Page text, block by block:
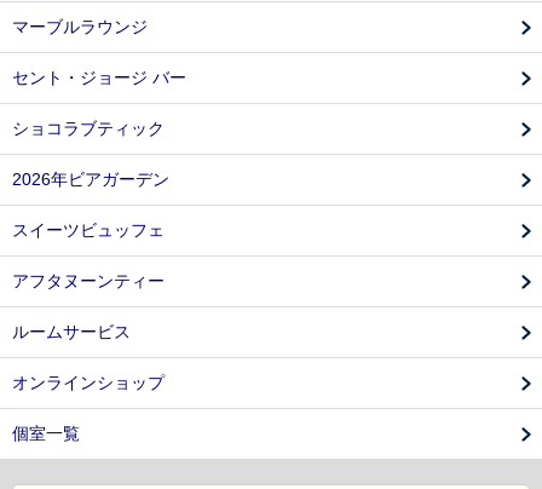
マーブルラウンジ
セント・ジョージ バー
ショコラブティック
2026年ビアガーデン
スイーツビュッフェ
アフタヌーンティー
ルームサービス
オンラインショップ
個室一覧